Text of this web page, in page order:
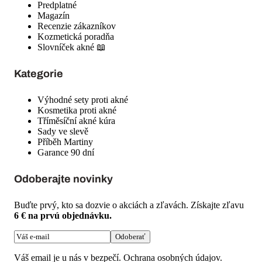
Predplatné
Magazín
Recenzie zákazníkov
Kozmetická poradňa
Slovníček akné 📖
Kategorie
Výhodné sety proti akné
Kosmetika proti akné
Tříměsíční akné kúra
Sady ve slevě
Příběh Martiny
Garance 90 dní
Odoberajte novinky
Buďte prvý, kto sa dozvie o akciách a zľavách. Získajte zľavu
6 € na prvú objednávku.
Odoberať
Váš email je u nás v bezpečí. Ochrana osobných údajov.